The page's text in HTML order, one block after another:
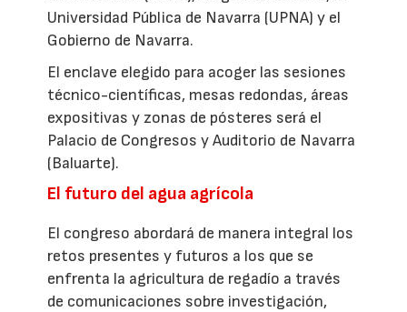
Universidad Pública de Navarra (UPNA) y el
Gobierno de Navarra.
El enclave elegido para acoger las sesiones
técnico-científicas, mesas redondas, áreas
expositivas y zonas de pósteres será el
Palacio de Congresos y Auditorio de Navarra
(Baluarte).
El futuro del agua agrícola
El congreso abordará de manera integral los
retos presentes y futuros a los que se
enfrenta la agricultura de regadío a través
de comunicaciones sobre investigación,